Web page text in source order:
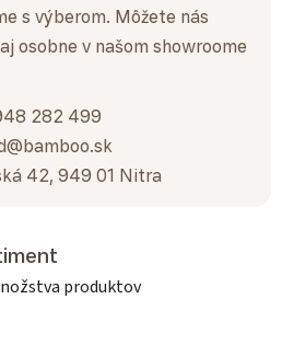
s výberom. Môžete nás
osobne v našom showroome
282 499
42, 949 01 Nitra
produktov